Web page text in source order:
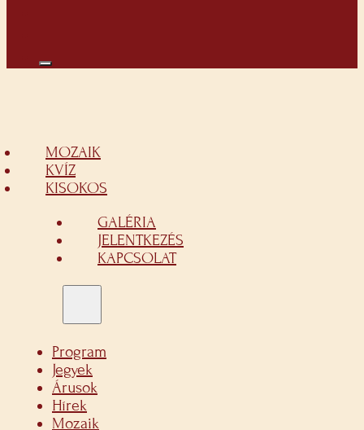
MOZAIK
KVÍZ
KISOKOS
GALÉRIA
JELENTKEZÉS
KAPCSOLAT
Program
Jegyek
Árusok
Hírek
Mozaik